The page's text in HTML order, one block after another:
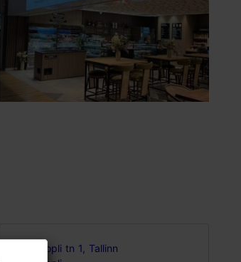
Kopli tn 1, Tallinn